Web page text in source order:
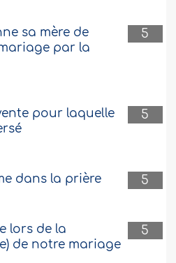
5
sa mère de
par la
5
pour laquelle
5
dans la prière
5
lors de la
de notre mariage